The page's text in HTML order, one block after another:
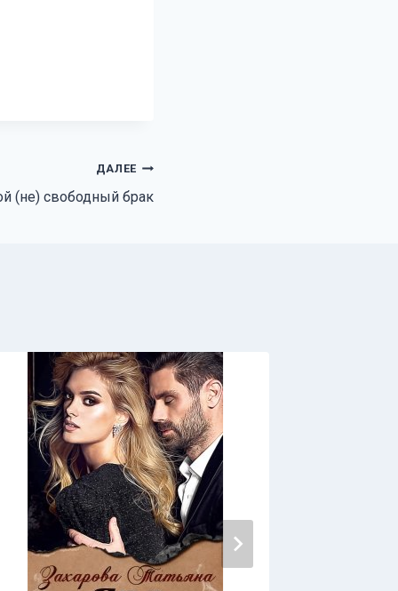
ДАЛЕЕ
(не) свободный брак